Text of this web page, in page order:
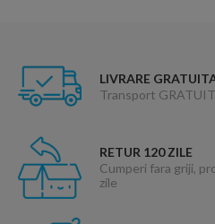
LIVRARE
Transport
RETUR 120 ZILE
Cumperi fara griji,
zile